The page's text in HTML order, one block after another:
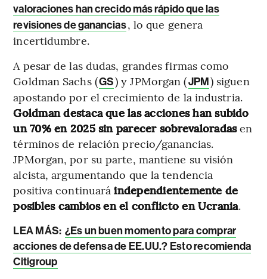
valoraciones han crecido más rápido que las
revisiones de ganancias, lo que genera
incertidumbre.
A pesar de las dudas, grandes firmas como
Goldman Sachs (GS) y JPMorgan (JPM) siguen
apostando por el crecimiento de la industria.
Goldman destaca que las acciones han subido
un 70% en 2025 sin parecer sobrevaloradasen
términos de relación precio/ganancias.
JPMorgan, por su parte, mantiene su visión
alcista, argumentando que la tendencia
positiva continuaráindependientemente de
posibles cambios en el conflicto en Ucrania.
LEA MÁS: ¿Es un buen momento para comprar
acciones de defensa de EE.UU.? Esto recomienda
Citigroup